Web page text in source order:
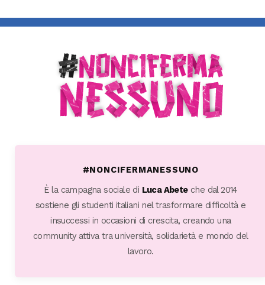
#NONCIFERMANESSUNO
È la campagna sociale di Luca Abeteche dal 2014
sostiene gli studenti italiani nel trasformare difficoltà e
insuccessi in occasioni di crescita, creando una
community attiva tra università, solidarietà e mondo del
lavoro.